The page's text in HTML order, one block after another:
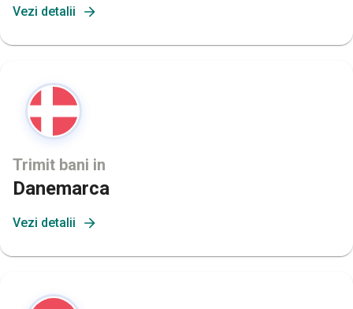
Vezi detalii
Trimit bani in
Danemarca
Vezi detalii